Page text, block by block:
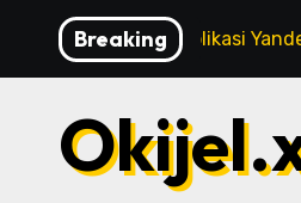
content
Breaking
Apa Itu Aplikasi